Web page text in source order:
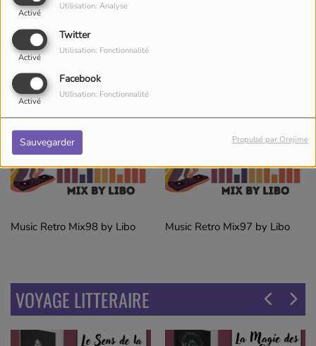
Activé
Utilisation: Analyse
Twitter
Activé
Utilisation: Fonctionnalité
Facebook
Activé
Utilisation: Fonctionnalité
Sauvegarder Propulsé par Orejime
ECO PRES DE CHEZ NOUS
GOURMANDS AIRLINES
VOIRON EP3
MUSIC RETRO MIX BY LIBO
Music Retro Mix98 by Libo Music Retro Mix97 by Libo
VOYAGE LITTERAIRE